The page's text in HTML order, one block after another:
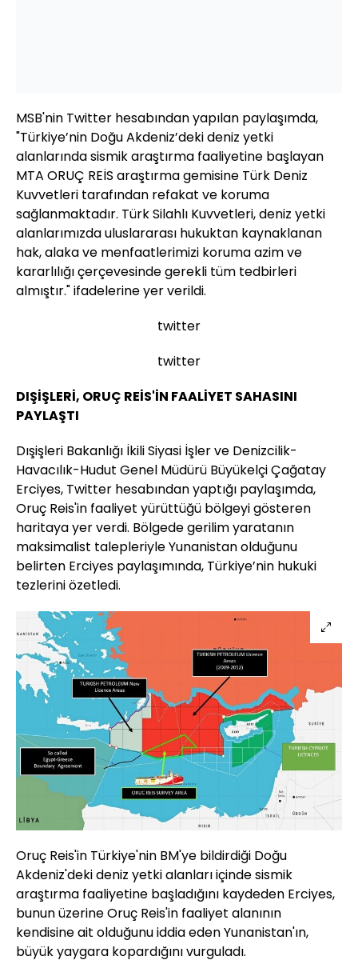
MSB'nin Twitter hesabından yapılan paylaşımda,
"Türkiye’nin Doğu Akdeniz’deki deniz yetki
alanlarında sismik araştırma faaliyetine başlayan
MTA ORUÇ REİS araştırma gemisine Türk Deniz
Kuvvetleri tarafından refakat ve koruma
sağlanmaktadır. Türk Silahlı Kuvvetleri, deniz yetki
alanlarımızda uluslararası hukuktan kaynaklanan
hak, alaka ve menfaatlerimizi koruma azim ve
kararlılığı çerçevesinde gerekli tüm tedbirleri
almıştır." ifadelerine yer verildi.
twitter
twitter
DIŞİŞLERİ, ORUÇ REİS'İN FAALİYET SAHASINI
PAYLAŞTI
Dışişleri Bakanlığı İkili Siyasi İşler ve Denizcilik-
Havacılık-Hudut Genel Müdürü Büyükelçi Çağatay
Erciyes, Twitter hesabından yaptığı paylaşımda,
Oruç Reis'in faaliyet yürüttüğü bölgeyi gösteren
haritaya yer verdi. Bölgede gerilim yaratanın
maksimalist talepleriyle Yunanistan olduğunu
belirten Erciyes paylaşımında, Türkiye’nin hukuki
tezlerini özetledi.
Oruç Reis'in Türkiye'nin BM'ye bildirdiği Doğu
Akdeniz'deki deniz yetki alanları içinde sismik
araştırma faaliyetine başladığını kaydeden Erciyes,
bunun üzerine Oruç Reis'in faaliyet alanının
kendisine ait olduğunu iddia eden Yunanistan'ın,
büyük yaygara kopardığını vurguladı.